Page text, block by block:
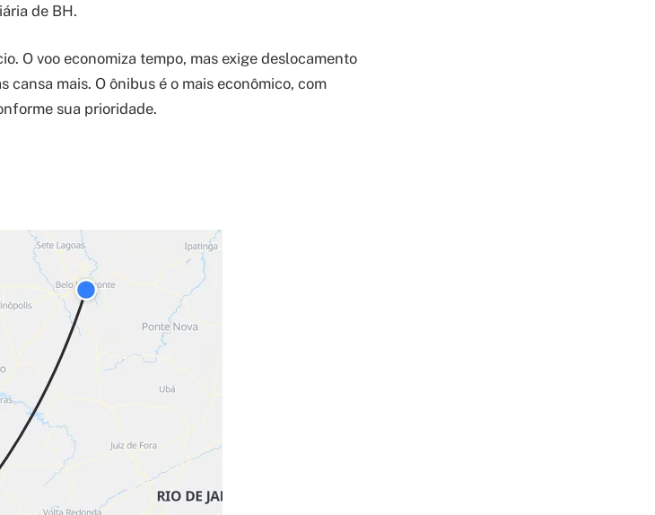
de BH.
O voo economiza tempo, mas exige deslocamento
cansa mais. O ônibus é o mais econômico, com
sua prioridade.